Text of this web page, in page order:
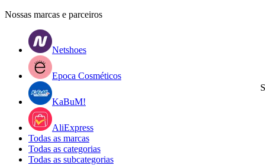
Nossas marcas e parceiros
Netshoes
Epoca Cosméticos
KaBuM!
AliExpress
Todas as marcas
Todas as categorias
Todas as subcategorias